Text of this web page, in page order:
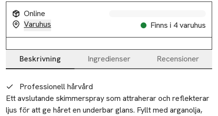
Online
Varuhus
Finns i 4 varuhus
Beskrivning Ingredienser Recensioner
Beskrivning
Professionell hårvård
Ett avslutande skimmerspray som attraherar och reflekterar
ljus för att ge håret en underbar glans. Fyllt med arganolja,